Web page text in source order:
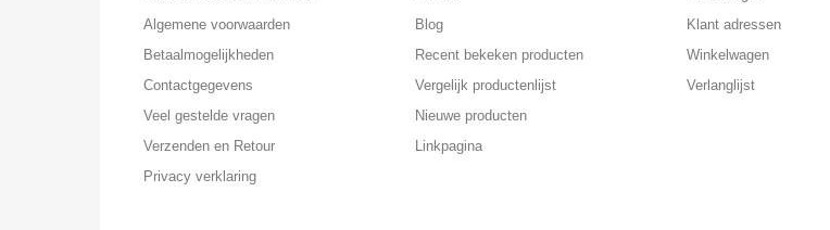
Algemene voorwaarden
Betaalmogelijkheden
Contactgegevens
Veel gestelde vragen
Verzenden en Retour
Privacy verklaring
Blog
Recent bekeken producten
Vergelijk productenlijst
Nieuwe producten
Linkpagina
Klant adressen
Winkelwagen
Verlanglijst